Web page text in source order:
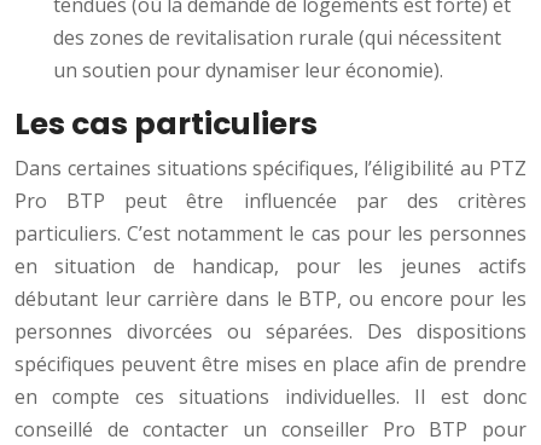
des zones de revitalisation rurale (qui nécessitent
un soutien pour dynamiser leur économie).
Les cas particuliers
Dans certaines situations spécifiques, l’éligibilité au PTZ
Pro BTP peut être influencée par des critères
particuliers. C’est notamment le cas pour les personnes
en situation de handicap, pour les jeunes actifs
débutant leur carrière dans le BTP, ou encore pour les
personnes divorcées ou séparées. Des dispositions
spécifiques peuvent être mises en place afin de prendre
en compte ces situations individuelles. Il est donc
conseillé de contacter un conseiller Pro BTP pour